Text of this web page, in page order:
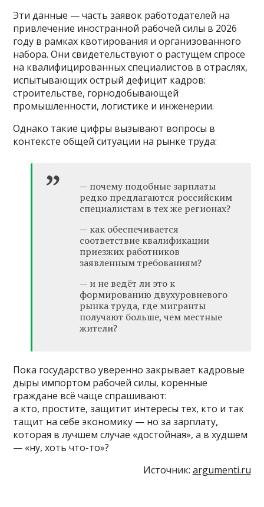
Эти данные — часть заявок работодателей на
привлечение иностранной рабочей силы в 2026
году в рамках квотирования и организованного
набора. Они свидетельствуют о растущем спросе
на квалифицированных специалистов в отраслях,
испытывающих острый дефицит кадров:
строительстве, горнодобывающей
промышленности, логистике и инженерии.
Однако такие цифры вызывают вопросы в
контексте общей ситуации на рынке труда:
— почему подобные зарплаты
редко предлагаются российским
специалистам в тех же регионах?
— как обеспечивается
соответствие квалификации
приезжих работников
заявленным требованиям?
— и не ведёт ли это к
формированию двухуровневого
рынка труда, где мигранты
получают больше, чем местные
жители?
Пока государство уверенно закрывает кадровые
дыры импортом рабочей силы, коренные
граждане всё чаще спрашивают:
а кто, простите, защитит интересы тех, кто и так
тащит на себе экономику — но за зарплату,
которая в лучшем случае «достойная», а в худшем
— «ну, хоть что-то»?
Источник: argumenti.ru